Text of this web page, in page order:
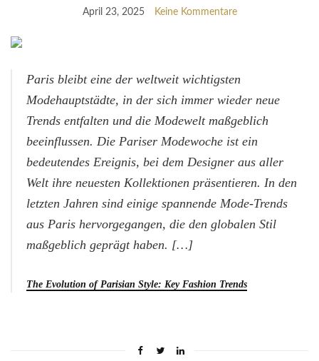
April 23, 2025 Keine Kommentare
Paris bleibt eine der weltweit wichtigsten
Modehauptstädte, in der sich immer wieder neue
Trends entfalten und die Modewelt maßgeblich
beeinflussen. Die Pariser Modewoche ist ein
bedeutendes Ereignis, bei dem Designer aus aller
Welt ihre neuesten Kollektionen präsentieren. In den
letzten Jahren sind einige spannende Mode-Trends
aus Paris hervorgegangen, die den globalen Stil
maßgeblich geprägt haben. […]
The Evolution of Parisian Style: Key Fashion Trends